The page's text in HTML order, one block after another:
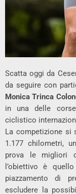
Scatta oggi da
da seguire con
Monica Trinca
in una delle
ciclistico
La competizione si
1.177 chilometri,
prova le migliori
l’obiettivo è
piazzamento di
escludere la